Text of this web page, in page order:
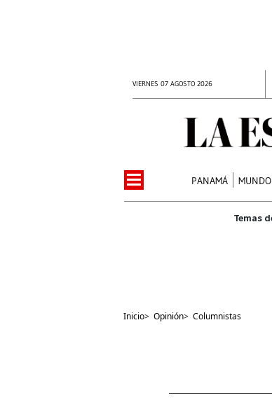
VIERNES 07 AGOSTO 2026
PANAMÁ MUNDO
Inicio> Opinión> Columnistas